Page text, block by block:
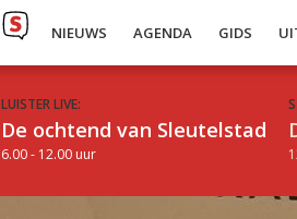
NIEUWS AGENDA GIDS
LUISTER LIVE:
De ochtend van Sleutelstad
6.00 - 12.00 uur